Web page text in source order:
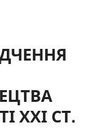
ХХІ СТ.